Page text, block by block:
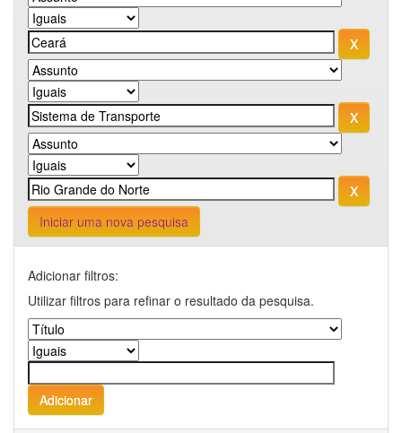
Iniciar uma nova pesquisa
Adicionar filtros:
Utilizar filtros para refinar o resultado da pesquisa.